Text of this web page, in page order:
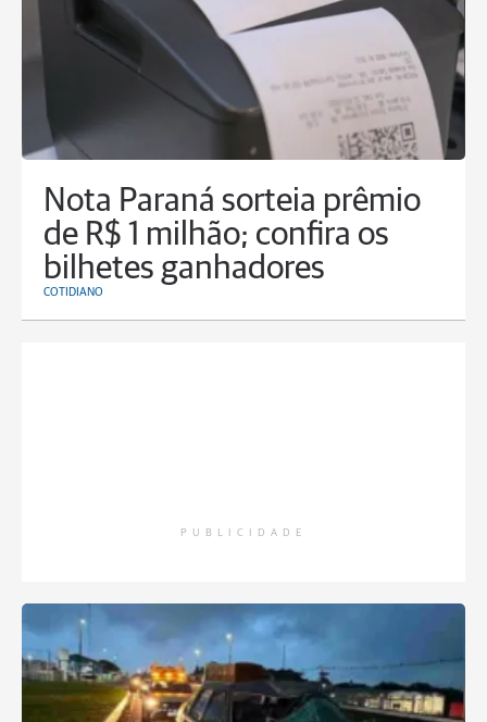
Nota Paraná sorteia prêmio
de R$ 1 milhão; confira os
bilhetes ganhadores
COTIDIANO
PUBLICIDADE